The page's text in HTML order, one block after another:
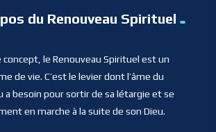
du Renouveau Spirituel
concept, le Renouveau Spirituel est un
de vie. C’est le levier dont l’âme du
a besoin pour sortir de sa létargie et se
en marche à la suite de son Dieu.